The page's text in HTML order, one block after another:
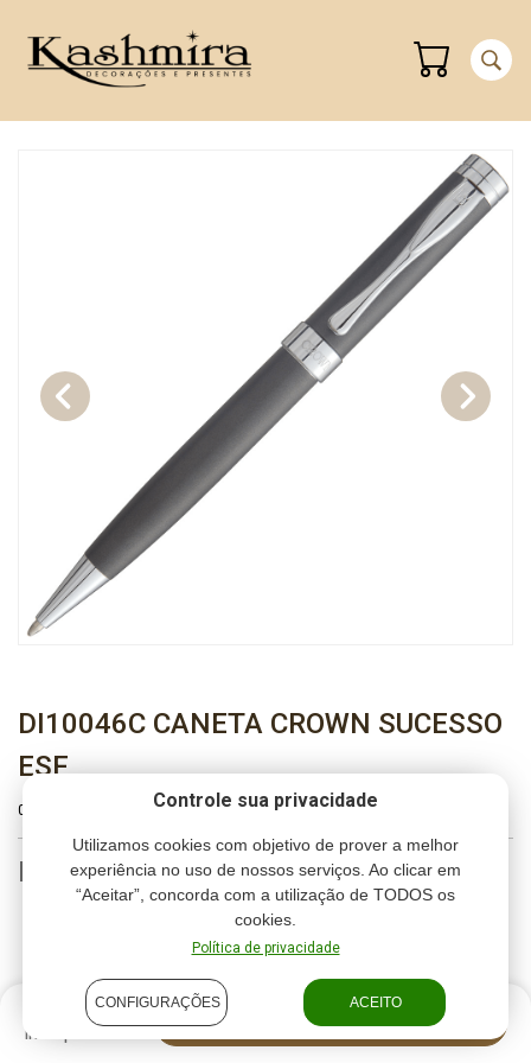
Controle sua privacidade
Utilizamos cookies com objetivo de prover a melhor
experiência no uso de nossos serviços. Ao clicar em
“Aceitar”, concorda com a utilização de TODOS os
cookies.
Política de privacidade
CONFIGURAÇÕES ACEITO
DI10046C CANETA CROWN SUCESSO
ESF
00525275 + Lista de presentes
Produto indisponível
Produto
indisponível
AVISE-ME QUANDO CHEGAR